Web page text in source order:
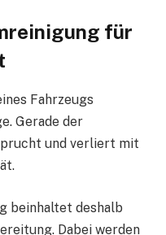
für
Fahrzeugs
Gerade der
und verliert mit
beinhaltet deshalb
Dabei werden